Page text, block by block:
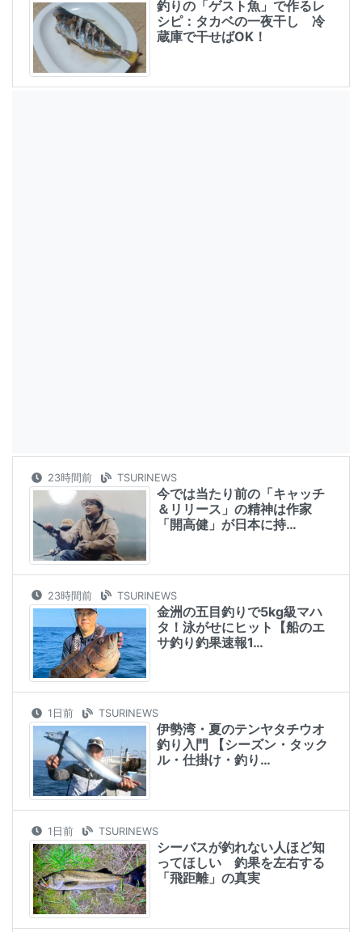
釣りの「ゲスト魚」で作るレ
シピ：タカベの一夜干し 冷
蔵庫で干せばOK！
23時間前 TSURINEWS
今では当たり前の「キャッチ
＆リリース」の精神は作家
「開高健」が日本に持…
23時間前 TSURINEWS
金洲の五目釣りで5kg級マハ
タ！泳がせにヒット【船のエ
サ釣り釣果速報1…
1日前 TSURINEWS
伊勢湾・夏のテンヤタチウオ
釣り入門 【シーズン・タック
ル・仕掛け・釣り…
1日前 TSURINEWS
シーバスが釣れない人ほど知
ってほしい 釣果を左右する
「飛距離」の真実